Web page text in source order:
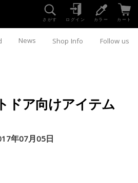
さがす ログイン カラー カート
News Shop Info Follow us
ドア向けアイテム
年07月05日